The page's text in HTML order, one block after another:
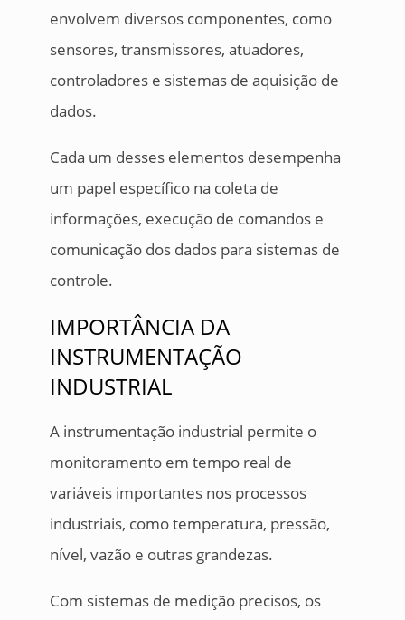
envolvem diversos componentes, como
sensores, transmissores, atuadores,
controladores e sistemas de aquisição de
dados.
Cada um desses elementos desempenha
um papel específico na coleta de
informações, execução de comandos e
comunicação dos dados para sistemas de
controle.
IMPORTÂNCIA DA
INSTRUMENTAÇÃO
INDUSTRIAL
A instrumentação industrial permite o
monitoramento em tempo real de
variáveis importantes nos processos
industriais, como temperatura, pressão,
nível, vazão e outras grandezas.
Com sistemas de medição precisos, os